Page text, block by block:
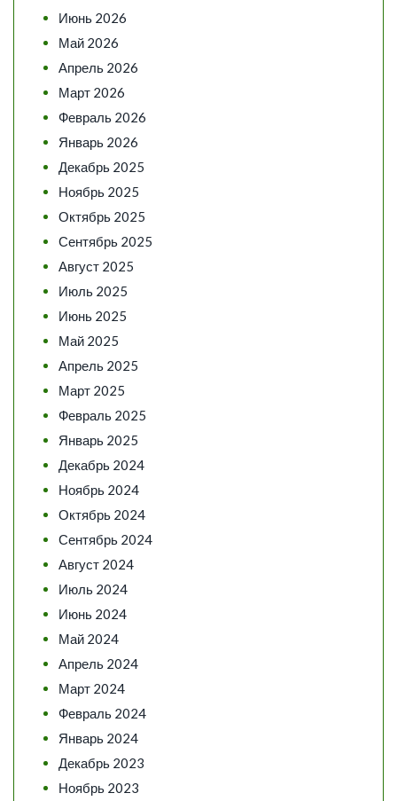
Июнь 2026
Май 2026
Апрель 2026
Март 2026
Февраль 2026
Январь 2026
Декабрь 2025
Ноябрь 2025
Октябрь 2025
Сентябрь 2025
Август 2025
Июль 2025
Июнь 2025
Май 2025
Апрель 2025
Март 2025
Февраль 2025
Январь 2025
Декабрь 2024
Ноябрь 2024
Октябрь 2024
Сентябрь 2024
Август 2024
Июль 2024
Июнь 2024
Май 2024
Апрель 2024
Март 2024
Февраль 2024
Январь 2024
Декабрь 2023
Ноябрь 2023